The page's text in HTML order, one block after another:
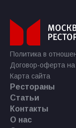
Политика в
Договор-оферта
Карта сайта
Рестораны
Статьи
Контакты
О нас